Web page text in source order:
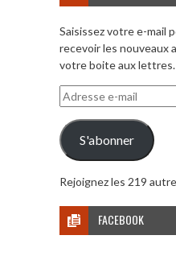
Saisissez votre e-mail
recevoir les nouveaux
votre boite aux lettres.
Adresse
e-
mail
S'abonner
Rejoignez les 219
FACEBOOK